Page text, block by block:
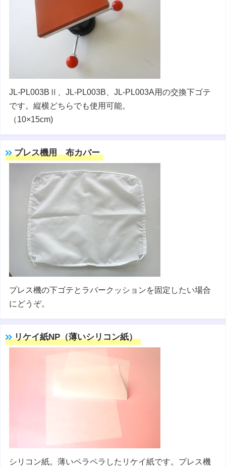
JL-PL003BⅡ、JL-PL003B、JL-PL003A用の交換下ゴテ
です。縦横どちらでも使用可能。
（10×15cm)
プレス機用 布カバー
プレス機の下ゴテとラバークッションを固定したい場合
にどうぞ。
リケイ紙NP（薄いシリコン紙）
シリコン紙。薄いペラペラしたリケイ紙です。プレス機